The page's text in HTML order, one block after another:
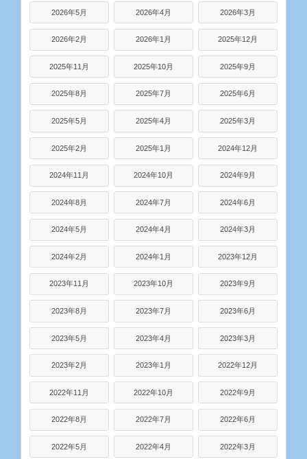
2026年5月 2026年4月 2026年3月
2026年2月 2026年1月 2025年12月
2025年11月 2025年10月 2025年9月
2025年8月 2025年7月 2025年6月
2025年5月 2025年4月 2025年3月
2025年2月 2025年1月 2024年12月
2024年11月 2024年10月 2024年9月
2024年8月 2024年7月 2024年6月
2024年5月 2024年4月 2024年3月
2024年2月 2024年1月 2023年12月
2023年11月 2023年10月 2023年9月
2023年8月 2023年7月 2023年6月
2023年5月 2023年4月 2023年3月
2023年2月 2023年1月 2022年12月
2022年11月 2022年10月 2022年9月
2022年8月 2022年7月 2022年6月
2022年5月 2022年4月 2022年3月